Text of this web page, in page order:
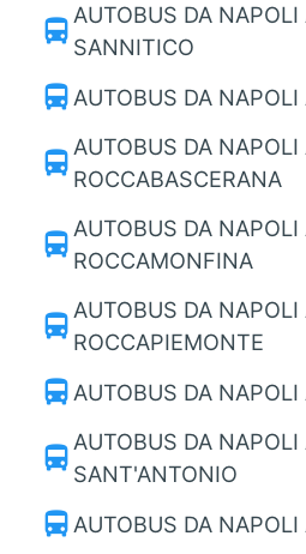
directions_bus AUTOBUS DA NAPOLI
SANNITICO
directions_bus AUTOBUS DA
directions_bus AUTOBUS DA NAPOLI
ROCCABASCERANA
directions_bus AUTOBUS DA NAPOLI
ROCCAMONFINA
directions_bus AUTOBUS DA NAPOLI
ROCCAPIEMONTE
directions_bus AUTOBUS DA NAPOLI
directions_bus AUTOBUS DA NAPOLI
SANT'ANTONIO
directions_bus AUTOBUS DA NAPOLI